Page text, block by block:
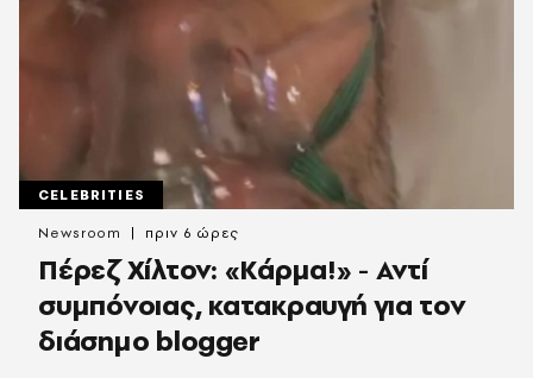
CELEBRITIES
Πέρεζ Χίλτον: «Κάρμα!» - Αντί
συμπόνοιας, κατακραυγή για τον
διάσημο blogger
Newsroom πριν 6 ώρες